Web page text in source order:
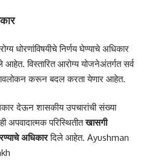
धोरणांविषयीचे निर्णय घेण्याचे अधिकार
विस्तारित आरोग्य योजनेअंतर्गत सर्व
करून बदल करता येणार आहेत.
देऊन शासकीय उपचारांची संख्या
अपवादात्मक परिस्थितीतखासगी
अधिकारदिले आहेत. Ayushman